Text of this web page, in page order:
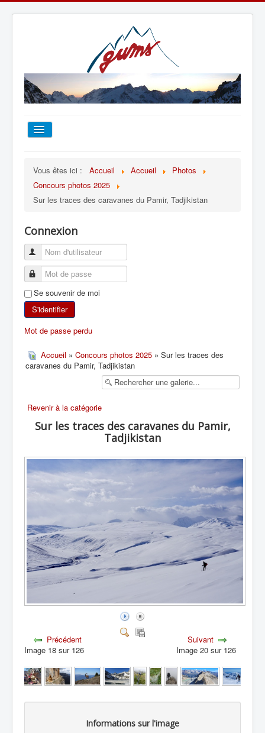
TOUT SUR LE GUMS
ALPINISME
SKI DE RANDONNÉE
RANDONNÉE PÉDESTRE
RANDONNÉE SPORTIVE
Vous êtes ici : Accueil Accueil
Photos
Concours photos 2025
Sur les traces des caravanes du Pamir, Tadjikistan
Connexion
Se souvenir de moi
S'identifier
Mot de passe perdu
Accueil » Concours photos 2025 » Sur les traces des
caravanes du Pamir, Tadjikistan
Revenir à la catégorie
Sur les traces des caravanes du Pamir,
Tadjikistan
Précédent
Image 18 sur 126
Suivant
Image 20 sur 126
Informations sur l'image